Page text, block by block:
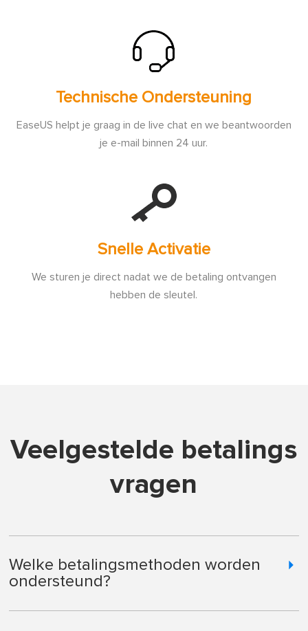
Technische Ondersteuning
EaseUS helpt je graag in de live chat en we beantwoorden
je e-mail binnen 24 uur.
Snelle Activatie
We sturen je direct nadat we de betaling ontvangen
hebben de sleutel.
Veelgestelde betalings
vragen
Welke betalingsmethoden worden
ondersteund?